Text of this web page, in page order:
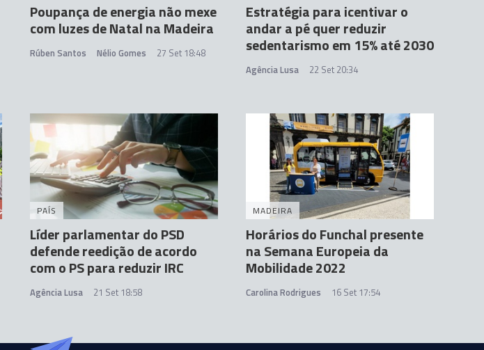
Poupança de energia não mexe
com luzes de Natal na Madeira
Rúben Santos Nélio Gomes 27 Set 18:48
Estratégia para icentivar o
andar a pé quer reduzir
sedentarismo em 15% até 2030
Agência Lusa 22 Set 20:34
PAÍS
Líder parlamentar do PSD
defende reedição de acordo
com o PS para reduzir IRC
Agência Lusa 21 Set 18:58
MADEIRA
Horários do Funchal presente
na Semana Europeia da
Mobilidade 2022
Carolina Rodrigues 16 Set 17:54